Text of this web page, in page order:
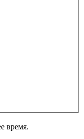
время.